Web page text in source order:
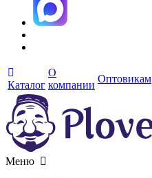
Каталог
О
компании
Оптовикам
Меню